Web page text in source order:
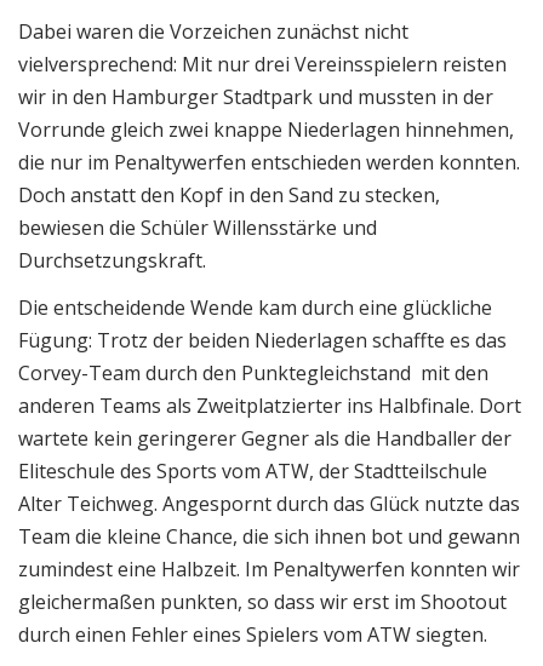
Dabei waren die Vorzeichen zunächst nicht
vielversprechend: Mit nur drei Vereinsspielern reisten
wir in den Hamburger Stadtpark und mussten in der
Vorrunde gleich zwei knappe Niederlagen hinnehmen,
die nur im Penaltywerfen entschieden werden konnten.
Doch anstatt den Kopf in den Sand zu stecken,
bewiesen die Schüler Willensstärke und
Durchsetzungskraft.
Die entscheidende Wende kam durch eine glückliche
Fügung: Trotz der beiden Niederlagen schaffte es das
Corvey-Team durch den Punktegleichstand mit den
anderen Teams als Zweitplatzierter ins Halbfinale. Dort
wartete kein geringerer Gegner als die Handballer der
Eliteschule des Sports vom ATW, der Stadtteilschule
Alter Teichweg. Angespornt durch das Glück nutzte das
Team die kleine Chance, die sich ihnen bot und gewann
zumindest eine Halbzeit. Im Penaltywerfen konnten wir
gleichermaßen punkten, so dass wir erst im Shootout
durch einen Fehler eines Spielers vom ATW siegten.